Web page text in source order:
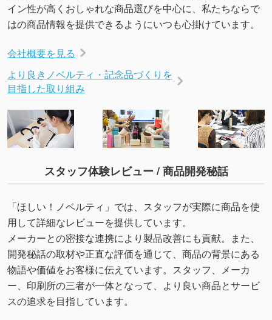
イン性が高くおしゃれな商品選びを中心に、私たちならで
はの商品情報を提供できるようにいつも心掛けています。
会社概要を見る
より良きノベルティ・記念品づくりを
目指した取り組み
スタッフ体験レビュー / 商品開発秘話
「ほしい！ノベルティ」では、スタッフが実際に商品を使
用して詳細なレビューを提供しています。
メーカーとの密接な連携により製品改善にも貢献。また、
開発秘話の取材や正直な評価を通じて、商品の背景にある
物語や価値をお客様に伝えています。スタッフ、メーカ
ー、印刷所の三者が一体となって、より良い商品とサービ
スの追求を目指しています。